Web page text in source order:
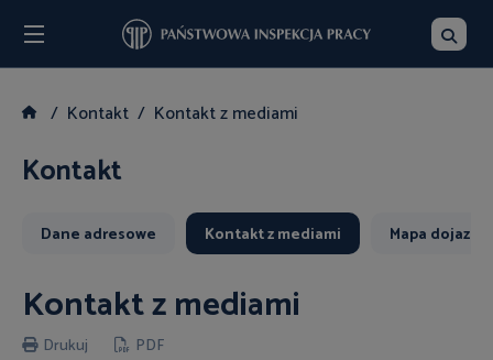
Kontakt Kontakt z mediami
Kontakt
Dane adresowe Kontakt z mediami Mapa dojazdu
Kontakt z mediami
Drukuj PDF
Szukaj